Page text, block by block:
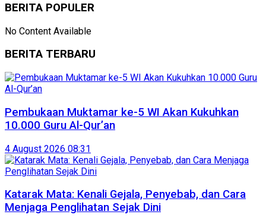
BERITA POPULER
No Content Available
BERITA TERBARU
Pembukaan Muktamar ke-5 WI Akan Kukuhkan
10.000 Guru Al-Qur’an
4 August 2026 08:31
Katarak Mata: Kenali Gejala, Penyebab, dan Cara
Menjaga Penglihatan Sejak Dini